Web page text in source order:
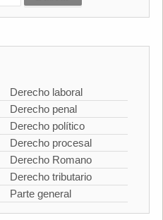
Derecho laboral
Derecho penal
Derecho político
Derecho procesal
Derecho Romano
Derecho tributario
Parte general